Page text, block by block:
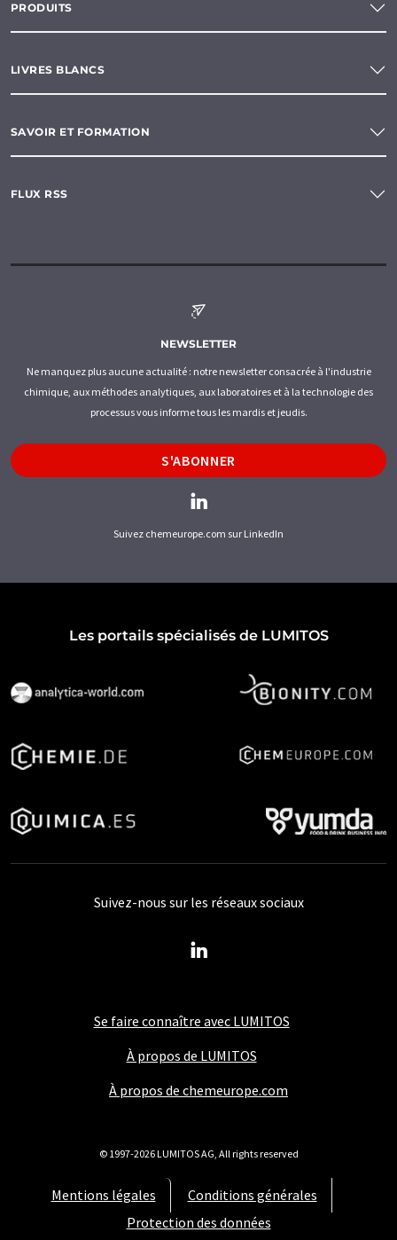
PRODUITS
LIVRES BLANCS
SAVOIR ET FORMATION
FLUX RSS
NEWSLETTER
Ne manquez plus aucune actualité : notre newsletter consacrée à l'industrie
chimique, aux méthodes analytiques, aux laboratoires et à la technologie des
processus vous informe tous les mardis et jeudis.
S'ABONNER
Suivez chemeurope.com sur LinkedIn
Les portails spécialisés de LUMITOS
Se faire connaître avec LUMITOS
À propos de LUMITOS
À propos de chemeurope.com
Mentions légales
Conditions générales
Protection des données
Suivez-nous sur les réseaux sociaux
© 1997-2026 LUMITOS AG, All rights reserved